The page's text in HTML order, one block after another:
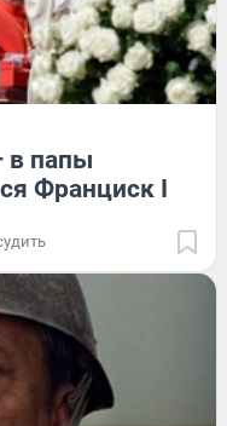
в папы
Франциск I